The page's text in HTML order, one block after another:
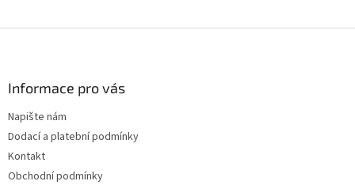
Informace pro vás
Napište nám
Dodací a platební podmínky
Kontakt
Obchodní podmínky